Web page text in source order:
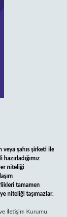
şahıs şirketi ile
niteliği
tamamen
niteliği taşımazlar.
İletişim Kurumu